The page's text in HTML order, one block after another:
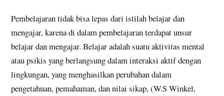
Pembelajaran tidak bisa lepas dari istilah belajar dan
mengajar, karena di dalam pembelajaran terdapat unsur
belajar dan mengajar. Belajar adalah suatu aktivitas mental
atau psikis yang berlangsung dalam interaksi aktif dengan
lingkungan, yang menghasilkan perubahan dalam
pengetahuan, pemahaman, dan nilai sikap, (W.S Winkel,